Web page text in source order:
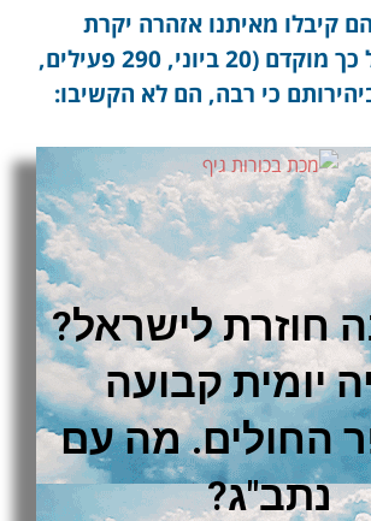
קיבלו מאיתנו אזהרה יקרת
ערך, בשלב כל כך מוקדם (20 ביוני, 290 פעילים,
חוזרת לישראל?
יומית קבועה
החולים. מה עם
נתב"ג?